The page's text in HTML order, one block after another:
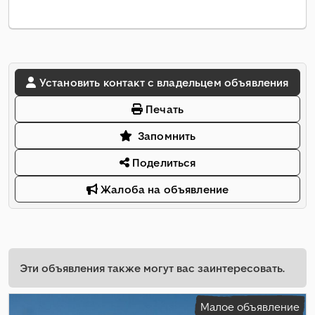
Установить контакт с владельцем объявления
Печать
Запомнить
Поделиться
Жалоба на объявление
Эти объявления также могут вас заинтересовать.
Малое объявление